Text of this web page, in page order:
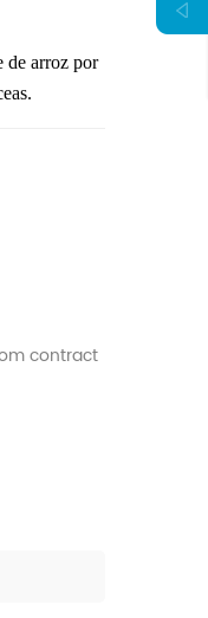
de arroz por
contract